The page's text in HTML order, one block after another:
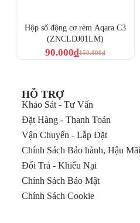
Hộp số động cơ rèm Aqara C3
(ZNCLDJ01LM)
150.000₫
90.000₫
HỖ TRỢ
Khảo Sát - Tư Vấn
Đặt Hàng - Thanh Toán
Vận Chuyển - Lắp Đặt
Chính Sách Bảo hành, Hậu Mãi
Đổi Trả - Khiếu Nại
Chính Sách Bảo Mật
Chính Sách Cookie